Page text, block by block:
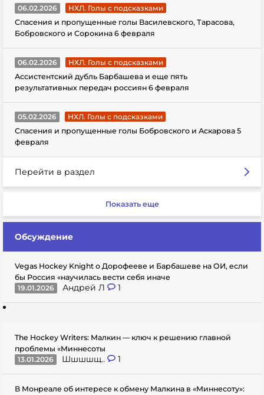
06.02.2026
НХЛ. Голы с подсказками
Спасения и пропущенные голы Василевского, Тарасова,
Бобровского и Сорокина 6 февраля
06.02.2026
НХЛ. Голы с подсказками
Ассистентский дубль Барбашева и еще пять
результативных передач россиян 6 февраля
05.02.2026
НХЛ. Голы с подсказками
Спасения и пропущенные голы Бобровского и Аскарова 5
февраля
Перейти в раздел
Показать еще
Обсуждение
Vegas Hockey Knight о Дорофееве и Барбашеве на ОИ, если
бы Россия «научилась вести себя иначе
19.01.2026
Андрей Л 1
The Hockey Writers: Малкин — ключ к решению главной
проблемы «Миннесоты
13.01.2026
Шшшшщ.. 1
В Монреале об интересе к обмену Малкина в «Миннесоту»: